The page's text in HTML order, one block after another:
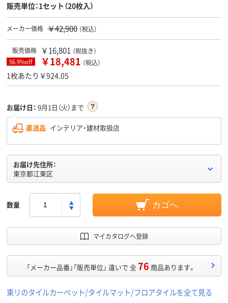
販売単位：1セット（20枚入）
メーカー価格 ￥42,900 （税込）
販売価格 ￥16,801 （税抜き）
56.9%off ￥18,481 （税込）
1枚あたり￥924.05
お届け日： 9月1日（火）まで
直送品 インテリア・建材取扱店
お届け先住所：
東京都江東区
数量 カゴへ
マイカタログへ登録
「メーカー品番」「販売単位」 違いで 全76 商品あります。
東リのタイルカーペット/タイルマット/フロアタイルを全て見る